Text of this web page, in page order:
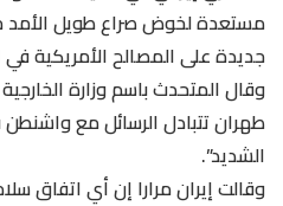
مستعدة لخوض صراع طويل
جديدة على المصالح الأمريكية
وقال المتحدث باسم وزارة
طهران ​تتبادل الرسائل مع
الشديد”.
وقالت إيران مرارا إن أي اتفاق